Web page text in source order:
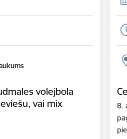
volejbola
vai mix
8.